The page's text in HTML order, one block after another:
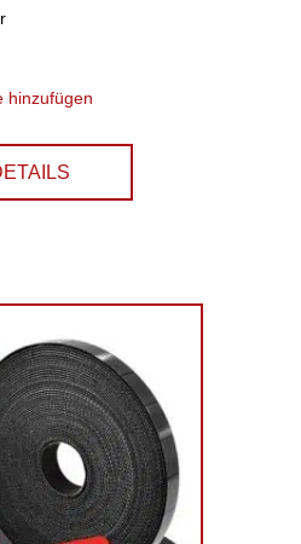
hinzufügen